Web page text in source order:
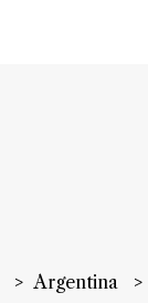
Argentina